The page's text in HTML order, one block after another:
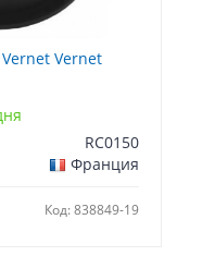
Vernet
RC0150
Франция
Код: 838849-19